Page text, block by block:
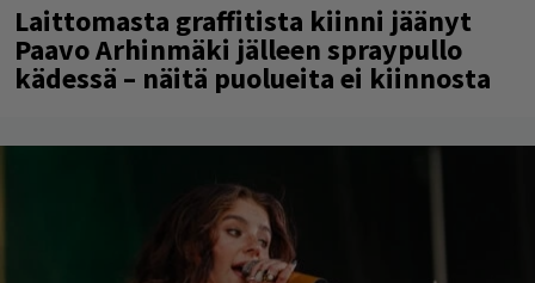
Laittomasta graffitista kiinni jäänyt
Paavo Arhinmäki jälleen spraypullo
kädessä – näitä puolueita ei kiinnosta